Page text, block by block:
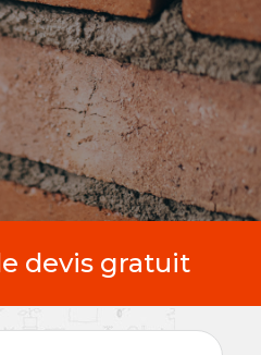
devis gratuit